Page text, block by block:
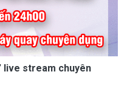
live stream chuyên